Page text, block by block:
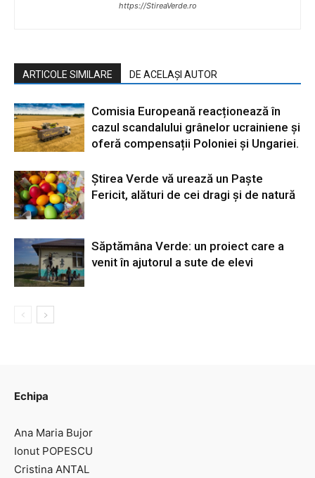
https://StireaVerde.ro
ARTICOLE SIMILARE DE ACELAȘI AUTOR
Comisia Europeană reacționează în
cazul scandalului grânelor ucrainiene și
oferă compensații Poloniei și Ungariei.
Știrea Verde vă urează un Paște
Fericit, alături de cei dragi și de natură
Săptămâna Verde: un proiect care a
venit în ajutorul a sute de elevi
Echipa
Ana Maria Bujor
Ionut POPESCU
Cristina ANTAL